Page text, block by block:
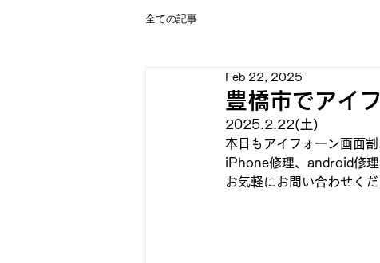
全ての記事
豊橋市でアイ
Feb 22, 2025
2025.2.22(土)
本日もアイフォーン画面
iPhone修理、android修
お気軽にお問い合わせくだ